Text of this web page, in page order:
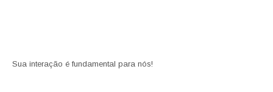
Sua interação é fundamental para nós!